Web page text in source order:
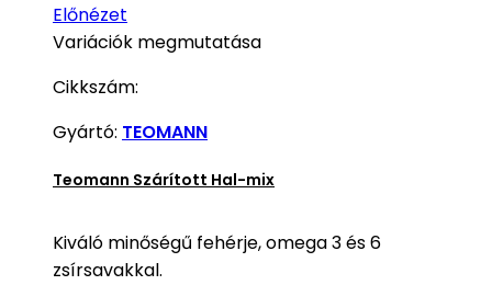
Előnézet
Variációk megmutatása
Cikkszám:
Gyártó: TEOMANN
Teomann Szárított Hal-mix
Kiváló minőségű fehérje, omega 3 és 6
zsírsavakkal.